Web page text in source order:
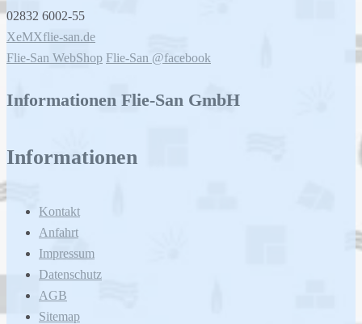
02832 6002-55
XeMXflie-san.de
Flie-San WebShop Flie-San @facebook
Informationen Flie-San GmbH
Informationen
Kontakt
Anfahrt
Impressum
Datenschutz
AGB
Sitemap